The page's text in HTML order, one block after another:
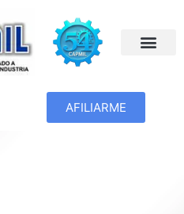
AFILIARME